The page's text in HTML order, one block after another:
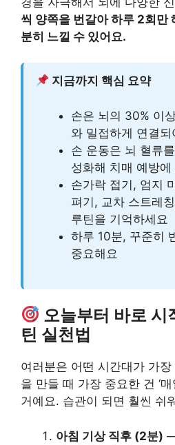
씩 양쪽을 번갈아 하루 2회만
분히 느낄 수 있어요.
지금까지 핵심 요약
손은 뇌의 30% 이
와 밀접하게 연결되
손 운동은 뇌 혈류
성화해 치매 예방에
손가락 접기, 엄지
펴기, 교차 스트레
루틴을 기억하세요
하루 10분, 꾸준히
중요해요
오늘부터 바로 시
틴 실천법
여러분은 어떤 시간대가 가
을 만들 때 가장 중요한 건 ‘
거예요. 습관이 되면 훨씬 쉬
아침 기상 직후 (2분)